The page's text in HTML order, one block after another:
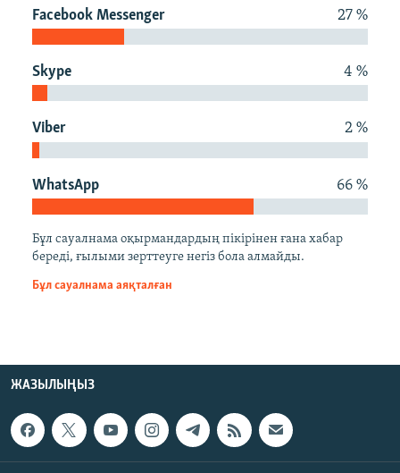
ЖАЗЫЛЫҢЫЗ
Facebook Messenger 27 %
Skype 4 %
Viber 2 %
WhatsApp 66 %
Бұл сауалнама оқырмандардың пікірінен ғана хабар
береді, ғылыми зерттеуге негіз бола алмайды.
Бұл сауалнама аяқталған
ЖАЗЫЛЫҢЫЗ